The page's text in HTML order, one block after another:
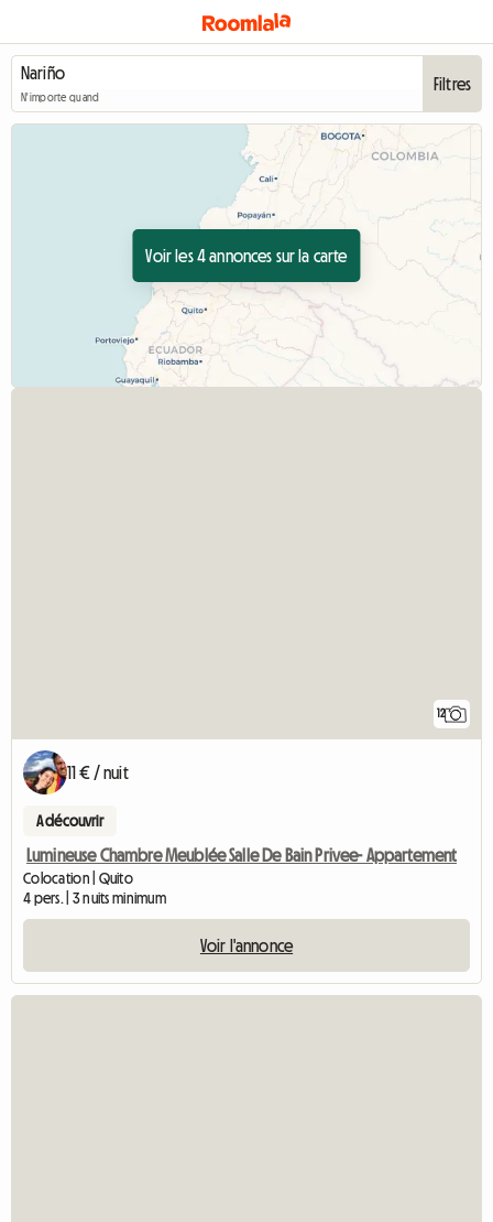
N'importe quand
Filtres
Voir les 4 annonces sur la carte
12
11 € / nuit
A découvrir
Lumineuse Chambre Meublée Salle De Bain Privee- Appartement
Colocation | Quito
4 pers. | 3 nuits minimum
Voir l'annonce